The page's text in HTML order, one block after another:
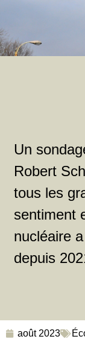
Un
Robert
tous les
sentiment
nucléaire
depuis
août 2023